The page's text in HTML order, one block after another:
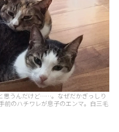
思うんだけど……。なぜだかぎっしり
前のハチワレが息子のエンマ。白三毛